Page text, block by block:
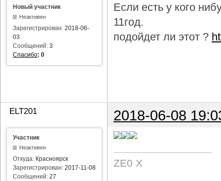
Новый участник
Неактивен
Зарегистрирован: 2018-06-
03
Сообщений: 3
Спасибо: 0
Если есть у кого
11год.
подойдет ли этот ?
ELT201 2018-06-08
Участник
Неактивен
Откуда: Красноярск
Зарегистрирован: 2017-11-08
Сообщений: 27
ZE0 X